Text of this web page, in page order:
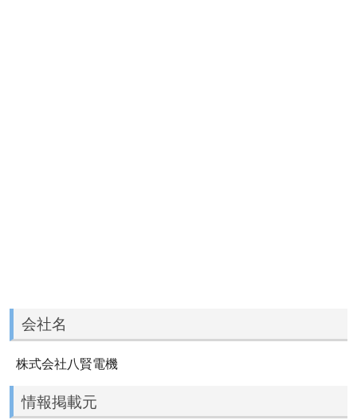
会社名
株式会社八賢電機
情報掲載元